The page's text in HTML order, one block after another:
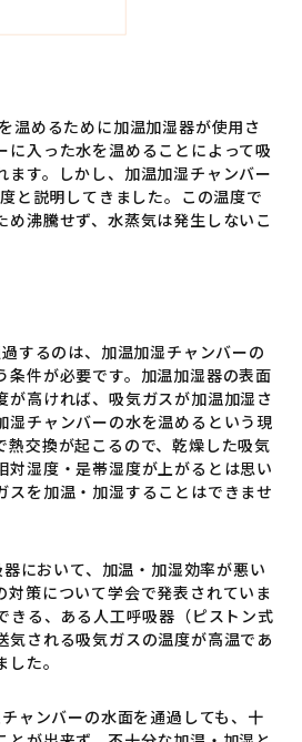
温めるために加温加湿器が使用さ
に入った水を温めることによって吸
ます。しかし、加温加湿チャンバー
と説明してきました。この温度で
め沸騰せず、水蒸気は発生しないこ
するのは、加温加湿チャンバーの
条件が必要です。加温加湿器の表面
が高ければ、吸気ガスが加温加湿さ
湿チャンバーの水を温めるという現
熱交換が起こるので、乾燥した吸気
対湿度・是帯湿度が上がるとは思い
スを加温・加湿することはできませ
において、加温・加湿効率が悪い
対策について学会で発表されていま
きる、ある人工呼吸器（ピストン式
気される吸気ガスの温度が高温であ
た。
ャンバーの水面を通過しても、十